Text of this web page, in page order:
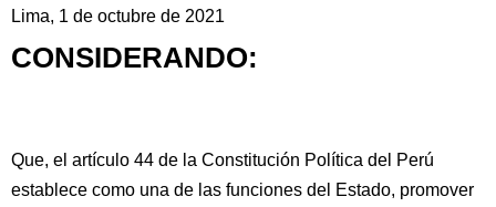
Lima, 1 de octubre de 2021
CONSIDERANDO:
Que, el artículo 44 de la Constitución Política del Perú
establece como una de las funciones del Estado, promover